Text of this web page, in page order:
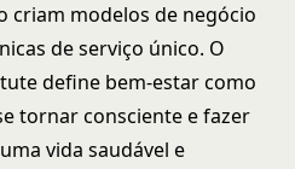
criam modelos de negócio
de serviço único. O
define bem-estar como
tornar consciente e fazer
vida saudável e